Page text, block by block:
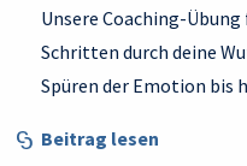
Unsere Coaching-
Schritten durch deine
Spüren der Emotion bis
Beitrag lesen